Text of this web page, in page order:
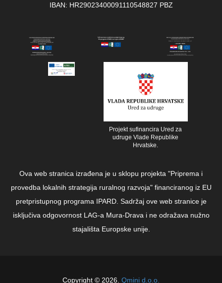
IBAN: HR29023400091110548827 PBZ
Projekt sufinancira Ured za
udruge Vlade Republike
Hrvatske.
Ova web stranica izrađena je u sklopu projekta "Priprema i
provedba lokalnih strategija ruralnog razvoja" financiranog iz EU
pretpristupnog programa IPARD. Sadržaj ove web stranice je
isključiva odgovornost LAG-a Mura-Drava i ne odražava nužno
stajališta Europske unije.
Copyright © 2026. Qmini d.o.o.